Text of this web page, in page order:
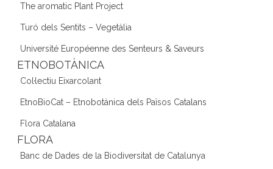
The aromatic Plant Project
Turó dels Sentits – Vegetàlia
Université Européenne des Senteurs & Saveurs
ETNOBOTÀNICA
Col·lectiu Eixarcolant
EtnoBioCat – Etnobotànica dels Països Catalans
Flora Catalana
FLORA
Banc de Dades de la Biodiversitat de Catalunya